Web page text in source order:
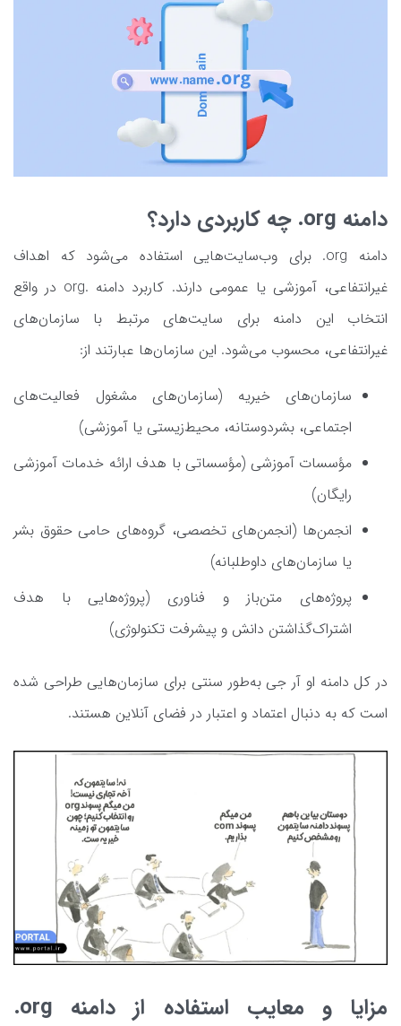
دامنه org. چه کاربردی دارد؟
دامنه org. برای وب‌سایت‌هایی استفاده می‌شود که اهداف
غیرانتفاعی، آموزشی یا عمومی دارند. کاربرد دامنه .org در واقع
انتخاب این دامنه برای سایت‌های مرتبط با سازمان‌های
غیرانتفاعی، محسوب می‌شود. این سازمان‌ها عبارتند از:
سازمان‌های خیریه (سازمان‌های مشغول فعالیت‌های
اجتماعی، بشردوستانه، محیط‌زیستی یا آموزشی)
مؤسسات آموزشی (مؤسساتی با هدف ارائه خدمات آموزشی
رایگان)
انجمن‌ها (انجمن‌های تخصصی، گروه‌های حامی حقوق بشر
یا سازمان‌های داوطلبانه)
پروژه‌های متن‌باز و فناوری (پروژه‌هایی با هدف
اشتراک‌گذاشتن دانش و پیشرفت تکنولوژی)
در کل دامنه او آر جی به‌طور سنتی برای سازمان‌هایی طراحی شده
است که به دنبال اعتماد و اعتبار در فضای آنلاین هستند.
مزایا و معایب استفاده از دامنه org.